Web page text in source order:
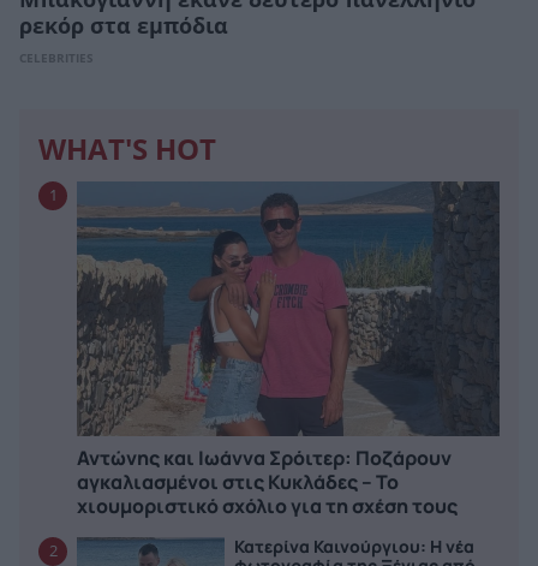
ρεκόρ στα εμπόδια
CELEBRITIES
WHAT'S HOT
1
Αντώνης και Ιωάννα Σρόιτερ: Ποζάρουν
αγκαλιασμένοι στις Κυκλάδες – Το
χιουμοριστικό σχόλιο για τη σχέση τους
2
Κατερίνα Καινούργιου: Η νέα